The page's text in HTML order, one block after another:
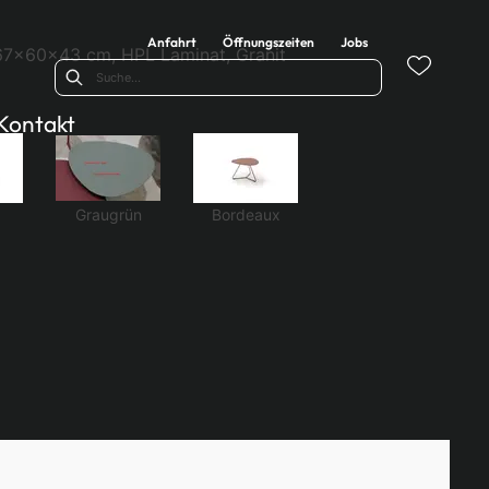
Anfahrt Öffnungszeiten Jobs
cm, HPL Laminat, Granit
Graugrün Bordeaux